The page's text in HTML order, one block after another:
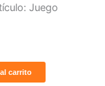
Juego
carrito